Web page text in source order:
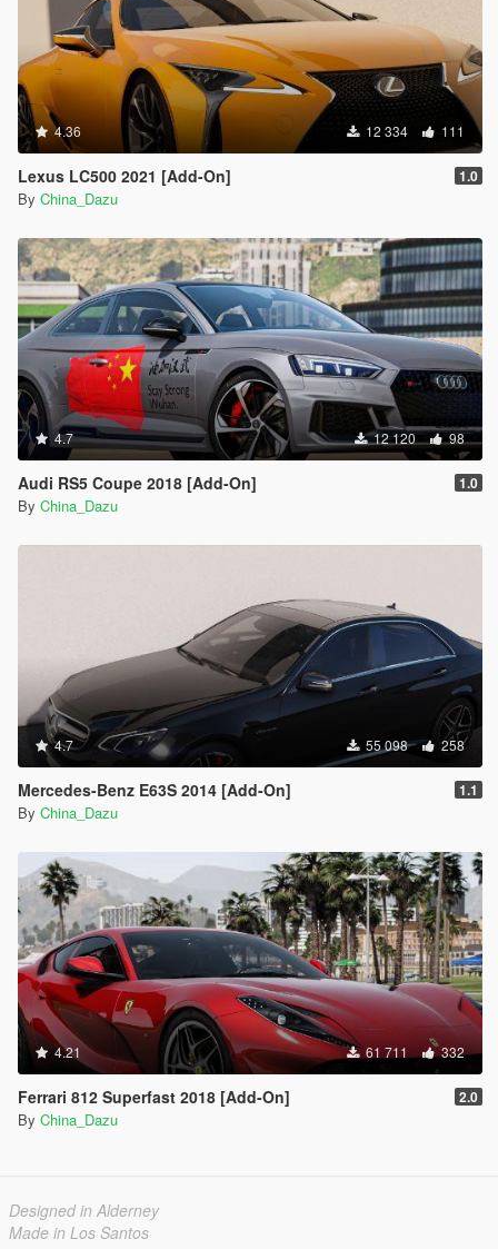
4.36 12 334 111
Lexus LC500 2021 [Add-On] 1.0
By China_Dazu
4.7 12 120 98
Audi RS5 Coupe 2018 [Add-On] 1.0
By China_Dazu
4.7 55 098 258
Mercedes-Benz E63S 2014 [Add-On] 1.1
By China_Dazu
4.21 61 711 332
Ferrari 812 Superfast 2018 [Add-On] 2.0
By China_Dazu
Designed in Alderney
Made in Los Santos